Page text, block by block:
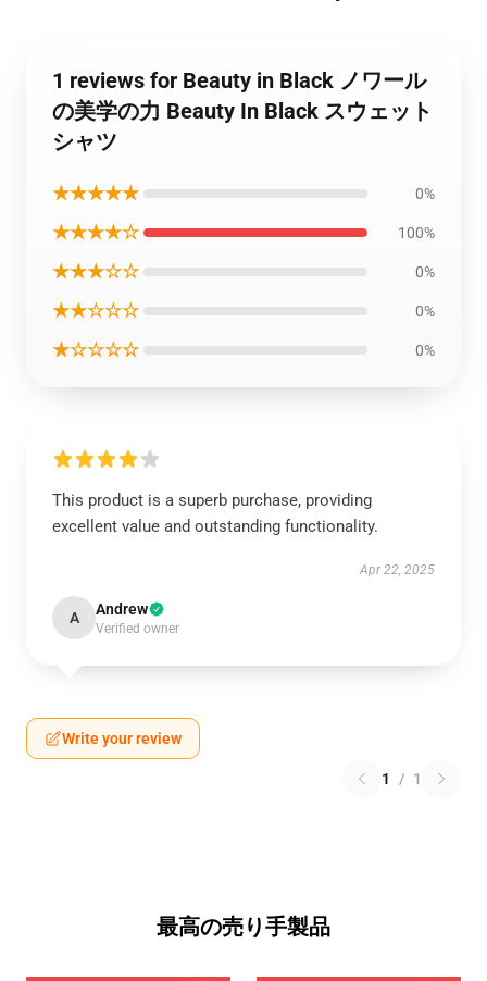
1 reviews for Beauty in Black ノワール
の美学の力 Beauty In Black スウェット
シャツ
★★★★★ 0%
★★★★☆ 100%
★★★☆☆ 0%
★★☆☆☆ 0%
★☆☆☆☆ 0%
This product is a superb purchase, providing
excellent value and outstanding functionality.
Apr 22, 2025
A Andrew
Verified owner
Write your review
1 / 1
最高の売り手製品